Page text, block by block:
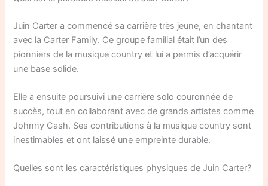
Juin Carter a commencé sa carrière très jeune, en chantant
avec la Carter Family. Ce groupe familial était l’un des
pionniers de la musique country et lui a permis d’acquérir
une base solide.
Elle a ensuite poursuivi une carrière solo couronnée de
succès, tout en collaborant avec de grands artistes comme
Johnny Cash. Ses contributions à la musique country sont
inestimables et ont laissé une empreinte durable.
Quelles sont les caractéristiques physiques de Juin Carter?